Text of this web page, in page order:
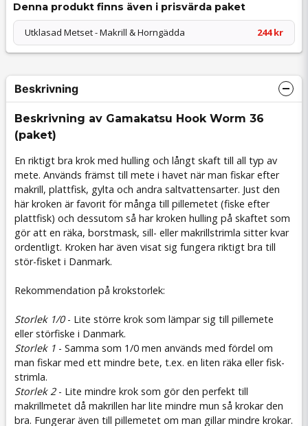
Denna produkt finns även i prisvärda paket
Utklasad Metset - Makrill & Horngädda 244 kr
Beskrivning
Beskrivning av Gamakatsu Hook Worm 36
(paket)
En riktigt bra krok med hulling och långt skaft till all typ av
mete. Används främst till mete i havet när man fiskar efter
makrill, plattfisk, gylta och andra saltvattensarter. Just den
här kroken är favorit för många till pillemetet (fiske efter
plattfisk) och dessutom så har kroken hulling på skaftet som
gör att en räka, borstmask, sill- eller makrillstrimla sitter kvar
ordentligt. Kroken har även visat sig fungera riktigt bra till
stör-fisket i Danmark.
Rekommendation på krokstorlek:
Storlek 1/0- Lite större krok som lämpar sig till pillemete
eller störfiske i Danmark.
Storlek 1 - Samma som 1/0 men används med fördel om
man fiskar med ett mindre bete, t.ex. en liten räka eller fisk-
strimla.
Storlek 2- Lite mindre krok som gör den perfekt till
makrillmetet då makrillen har lite mindre mun så krokar den
bra. Fungerar även till pillemetet om man gillar mindre krokar.